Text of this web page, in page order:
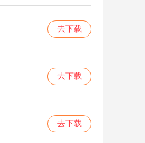
去下载
去下载
去下载